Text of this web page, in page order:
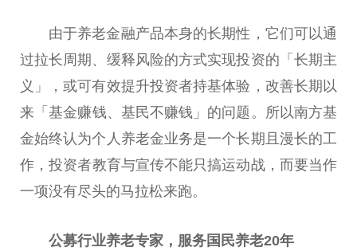
由于养老金融产品本身的长期性 ，它们可以通
过拉长周期、缓释风险的方式实现投资的「长期主
义」，或可有效提升投资者持基体验，改善长期以
来「基金赚钱、基民不赚钱 」的问题。所以南方基
金始终认为个人养老金业务是一个长期且漫长的工
作，投资者教育与宣传不能只搞运动战，而要当作
一项没有尽头的马拉松来跑。
公募行业养老专家，服务国民养老20年